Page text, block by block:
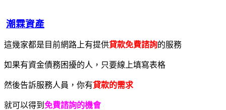
潮霖資產
這幾家都是目前網路上有提供貸款免費諮詢的服務
如果有資金債務困擾的人，只要線上填寫表格
然後告訴服務人員，你有貸款的需求
就可以得到 免費諮詢的機會